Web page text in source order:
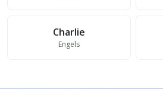
Charlie
Engels